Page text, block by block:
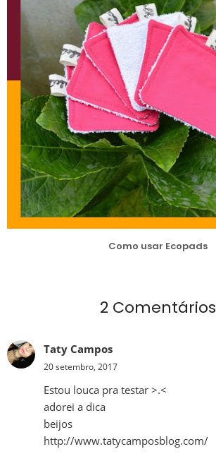
Como usar Ecopads
2 Comentários
Taty Campos
20 setembro, 2017
Estou louca pra testar >.<
adorei a dica
beijos
http://www.tatycamposblog.com/